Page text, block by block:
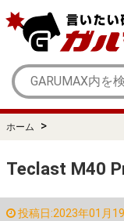
ホーム >
Teclast M40
投稿日:2023年01月